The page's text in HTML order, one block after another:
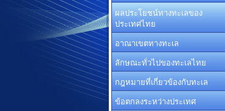
ผลประโยชน์ทางทะเลของ
ประเทศไทย
อาณาเขตทางทะเล
ลักษณะทั่วไปของทะเลไทย
กฎหมายที่เกี่ยวข้องกับทะเล
ข้อตกลงระหว่างประเทศ